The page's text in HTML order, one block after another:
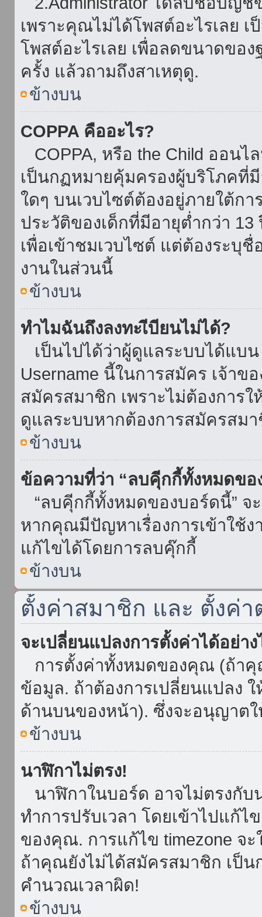
เพราะคุณไม่ได้โพสต์อะไรเลย
โพสต์อะไรเลย เพื่อลดขนาดขอ
ครั้ง แล้วถามถึงสาเหตุดู.
ข้างบน
COPPA คืออะไร?
COPPA, หรือ the Child ออนไ
เป็นกฏหมายคุ้มครองผู้บริโภคที่
ใดๆ บนเวบไซต์ต้องอยู่ภายใต้ก
ประวัติของเด็กที่มีอายุต่ำกว่า
เพื่อเข้าชมเวบไซต์ แต่ต้องระบุ
งานในส่วนนี้
ข้างบน
ทำไมฉันถึงลงทะเีบียนไม่ได้?
เป็นไปได้ว่าผู้ดูแลระบบได้แบ
Username นี้ในการสมัคร เจ้าข
สมัครสมาชิก เพราะไม่ต้องการ
ดูแลระบบหากต้องการสมัครสม
ข้างบน
ข้อความที่ว่า “ลบคุีกกี้ทั้งหมดขอ
“ลบคุีกกี้ทั้งหมดของบอร์ดนี้” จ
หากคุณมีปัญหาเรื่องการเข้าใช้
แก้ไขได้โดยการลบคุ๊กกี้
ข้างบน
ตั้งค่าสมาชิก และ ตั้งค่า
จะเปลี่ยนแปลงการตั้งค่าได้อย่าง
การตั้งค่าทั้งหมดของคุณ (ถ้าคุ
ข้อมูล. ถ้าต้องการเปลี่ยนแปลง
ด้านบนของหน้า). ซึ่งจะอนุญาต
ข้างบน
นาฬิกาไม่ตรง!
นาฬิกาในบอร์ด อาจไม่ตรงกั
ทำการปรับเวลา โดยเข้าไปแก้
ของคุณ. การแก้ไข timezone จ
ถ้าคุณยังไม่ได้สมัครสมาชิก เป็
คำนวณเวลาผิด!
ข้างบน